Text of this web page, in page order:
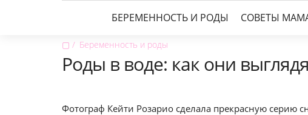
БЕРЕМЕННОСТЬ И РОДЫ СОВЕТЫ
▢ Беременность и роды
Роды в воде: как они
Фотограф Кейти Розарио сделала прекрасную серию